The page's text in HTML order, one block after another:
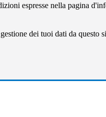
espresse nella pagina
dei tuoi dati da questo